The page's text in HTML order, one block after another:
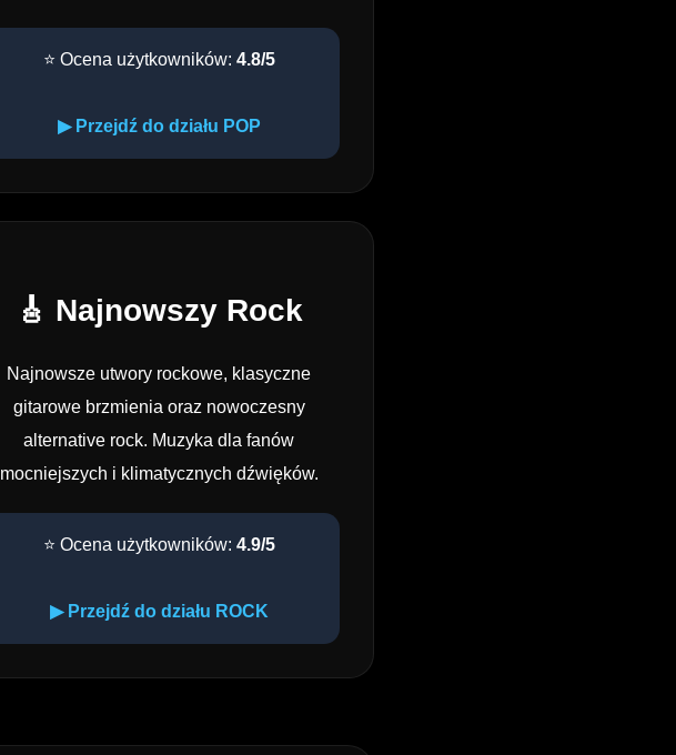
⭐ Ocena użytkowników: 4.8/5
▶ Przejdź do działu POP
🎸 Najnowszy Rock
Najnowsze utwory rockowe, klasyczne
gitarowe brzmienia oraz nowoczesny
alternative rock. Muzyka dla fanów
mocniejszych i klimatycznych dźwięków.
⭐ Ocena użytkowników: 4.9/5
▶ Przejdź do działu ROCK